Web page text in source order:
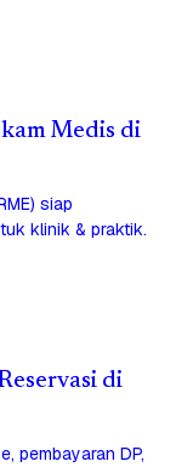
Medis di
siap
klinik & praktik.
di
pembayaran DP,